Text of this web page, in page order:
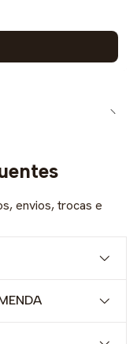
envios, trocas e